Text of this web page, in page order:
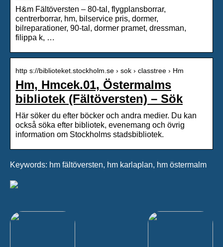
H&m Fältöversten – 80-tal, flygplansborrar,
centrerborrar, hm, bilservice pris, dormer,
bilreparationer, 90-tal, dormer pramet, dressman,
filippa k, …
http s://biblioteket.stockholm.se › sok › classtree › Hm
Hm, Hmcek.01, Östermalms
bibliotek (Fältöversten) – Sök
Här söker du efter böcker och andra medier. Du kan
också söka efter bibliotek, evenemang och övrig
information om Stockholms stadsbibliotek.
Keywords: hm fältöversten, hm karlaplan, hm östermalm